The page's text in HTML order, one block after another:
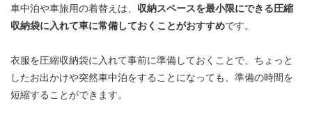
車中泊や車旅用の着替えは、 収納スペースを最小限にできる圧縮
収納袋に入れて車に常備しておくことがおすすめです。
衣服を圧縮収納袋に入れて事前に準備しておくことで、ちょっと
したお出かけや突然車中泊をすることになっても、準備の時間を
短縮することができます。